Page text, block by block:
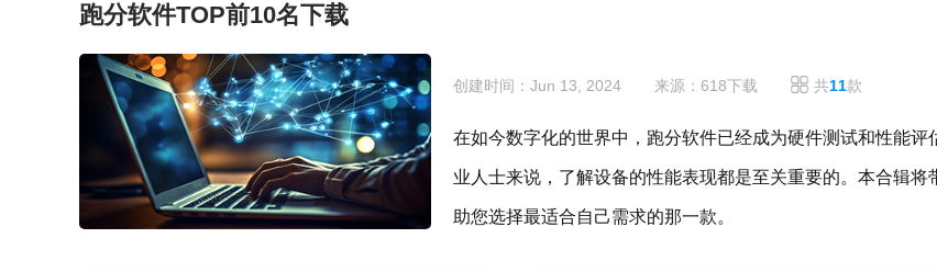
跑分软件TOP前10名下载
创建时间： Jun 13, 2024 来源：618下载 共11款
在如今数字化的世界中，跑分软件已经成为硬件测试和性能
业人士来说，了解设备的性能表现都是至关重要的。本合辑
助您选择最适合自己需求的那一款。